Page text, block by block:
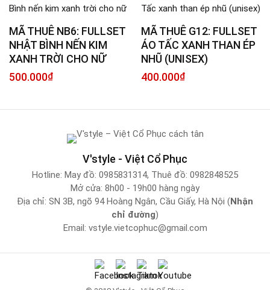
MÃ THUÊ NB6: FULLSET
NHẬT BÌNH NẾN KIM
XANH TRỜI CHO NỮ
500.000₫
MÃ THUÊ G12: FULLSET
ÁO TẤC XANH THAN ÉP
NHŨ (UNISEX)
400.000₫
V'style - Việt Cổ Phục
Hotline: May đồ: 0985831314, Thuê đồ: 0982848525
Mở cửa: 8h00 - 19h00 hàng ngày
Địa chỉ: SN 3B, ngõ 94 Hoàng Ngân, Cầu Giấy, Hà Nội (Nhận
chỉ đường)
Email: vstyle.vietcophuc@gmail.com